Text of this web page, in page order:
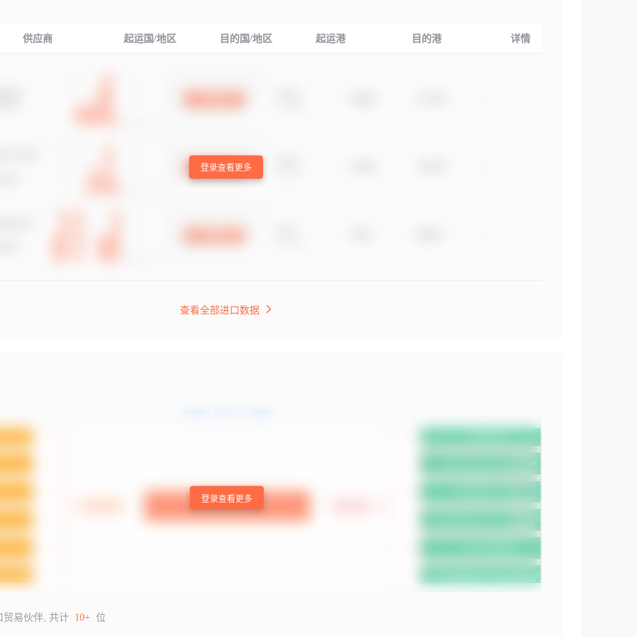
供应商 起运国/地区 目的国/地区 起运港 目的港 详情
登录查看更多
查看全部进口数据
登录查看更多
贸易伙伴, 共计 10+ 位